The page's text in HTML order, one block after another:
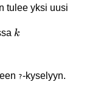
tulee yksi uusi
k
k
?-kyselyyn.